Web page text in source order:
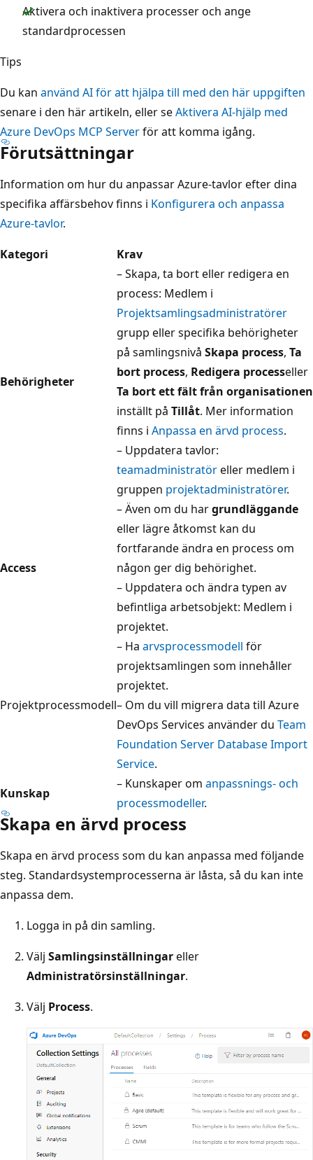
Aktivera och inaktivera processer och ange
standardprocessen
Tips
Du kan använd AI för att hjälpa till med den här uppgiften
senare i den här artikeln, eller seAktivera AI-hjälp med
Azure DevOps MCP Serverför att komma igång.
Förutsättningar
Information om hur du anpassar Azure-tavlor efter dina
specifika affärsbehov finns i Konfigurera och anpassa
Azure-tavlor.
Kategori
Krav
Behörigheter
– Skapa, ta bort eller redigera en
process: Medlem i
Projektsamlingsadministratörer
grupp eller specifika behörigheter
på samlingsnivå Skapa process, Ta
bort process, Redigera processeller
Ta bort ett fält från organisationen
inställt på Tillåt. Mer information
finns i Anpassa en ärvd process.
– Uppdatera tavlor:
teamadministratöreller medlem i
gruppen projektadministratörer.
Access
– Även om du hargrundläggande
eller lägre åtkomst kan du
fortfarande ändra en process om
någon ger dig behörighet.
– Uppdatera och ändra typen av
befintliga arbetsobjekt: Medlem i
projektet.
Projektprocessmodell
– Ha arvsprocessmodell för
projektsamlingen som innehåller
projektet.
– Om du vill migrera data till Azure
DevOps Services använder du Team
Foundation Server Database Import
Service.
Kunskap
– Kunskaper om anpassnings- och
processmodeller.
Skapa en ärvd process
Skapa en ärvd process som du kan anpassa med följande
steg. Standardsystemprocesserna är låsta, så du kan inte
anpassa dem.
Logga in på din samling.
Välj Samlingsinställningareller
Administratörsinställningar.
Välj Process.